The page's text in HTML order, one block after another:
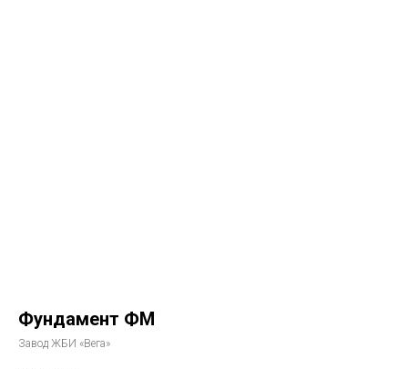
Фундамент ФМ
Завод ЖБИ «Вега»